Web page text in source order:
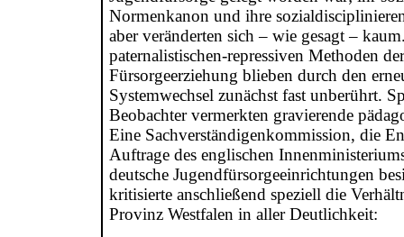
Normenkanon und ihre
aber veränderten sich – wie gesagt –
paternalistischen-repressiven Methoden der
Fürsorgeerziehung blieben durch den
Systemwechsel zunächst fast unberührt.
Beobachter vermerkten gravierende
Eine Sachverständigenkommission, die
Auftrage des englischen
deutsche Jugendfürsorgeeinrichtungen
kritisierte anschließend speziell die
Provinz Westfalen in aller Deutlichkeit: